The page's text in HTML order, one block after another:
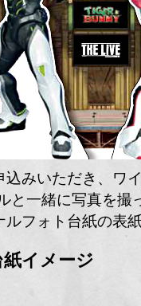
込みいただき、ワ
と一緒に写真を
ルフォト台紙の表
イメージ